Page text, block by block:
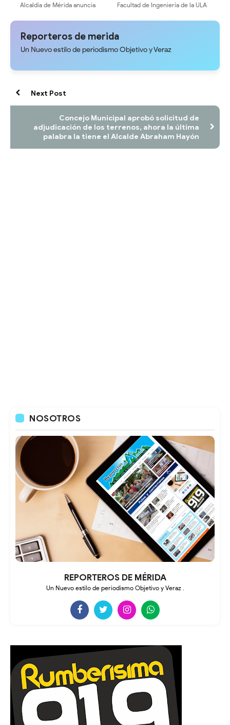
Alcaldía de Mérida anuncia
en el sector El Cafetal por 15
Facultad de Ingeniería de la ULA
Reporteros de merida
Un Nuevo estilo de periodismo Objetivo y Veraz
Next Post
Concejo Municipal aprobó solicitud de
adjudicación de los terrenos, ahora la última
palabra la tiene el Alcalde Abraham Hayón
NOSOTROS
REPORTEROS DE MÉRIDA
Un Nuevo estilo de periodismo Objetivo y Veraz .